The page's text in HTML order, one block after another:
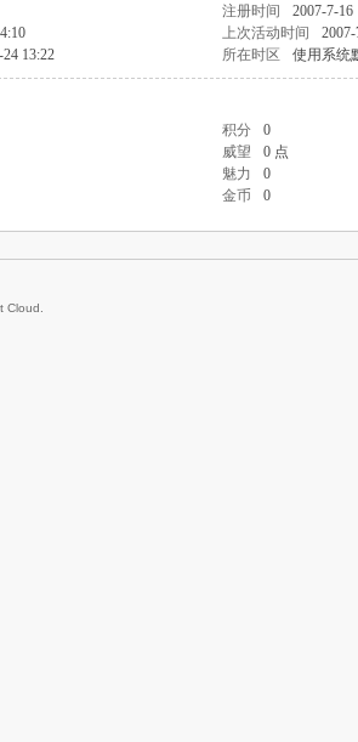
注册时间
2007-7-16
上次活动时间
13:22 所在时区 使用系统
积分
0
威望
0 点
魅力
0
金币 0
Cloud.